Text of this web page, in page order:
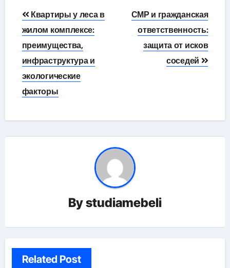
Навигация
по
записям
Квартиры у леса в
жилом комплексе:
преимущества,
инфраструктура и
экологические
факторы
СМР и гражданская
ответственность:
защита от исков
соседей
Bystudiamebeli
Related Post